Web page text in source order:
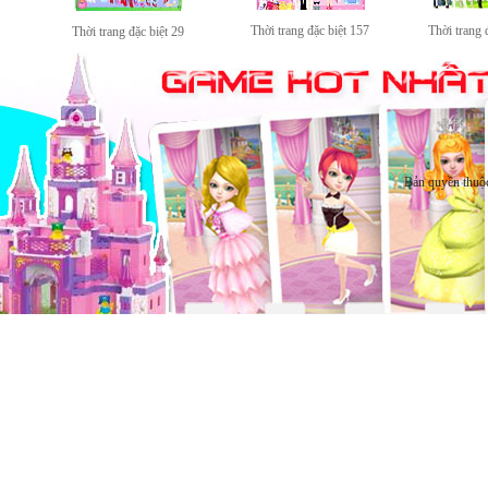
Thời trang đặc biệt 29 Thời trang đặc biệt 157 Thời trang
Bản quyền